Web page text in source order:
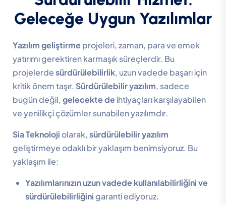
Geleceğe Uygun Yazılımlar
Yazılım geliştirme projeleri, zaman, para ve emek
yatırımı gerektiren karmaşık süreçlerdir. Bu
projelerdesürdürülebilirlik, uzun vadede başarı için
kritik önem taşır. Sürdürülebilir yazılım, sadece
bugün değil,gelecekte deihtiyaçları karşılayabilen
ve yenilikçi çözümler sunabilen yazılımdır.
Sia Teknolojiolarak,sürdürülebilir yazılım
geliştirmeye odaklı bir yaklaşım benimsiyoruz. Bu
yaklaşım ile:
Yazılımlarınızın uzun vadede kullanılabilirliğini ve
sürdürülebilirliğinigaranti ediyoruz.